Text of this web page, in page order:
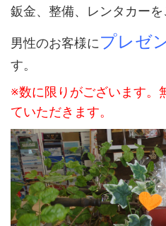
鈑金、整備、レンタカー
男性のお客様にプレゼ
す。
※数に限りがございます。
ていただきます。